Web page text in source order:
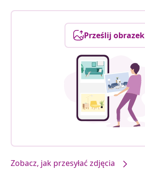
Prześlij obrazek
Zobacz, jak przesyłać zdjęcia